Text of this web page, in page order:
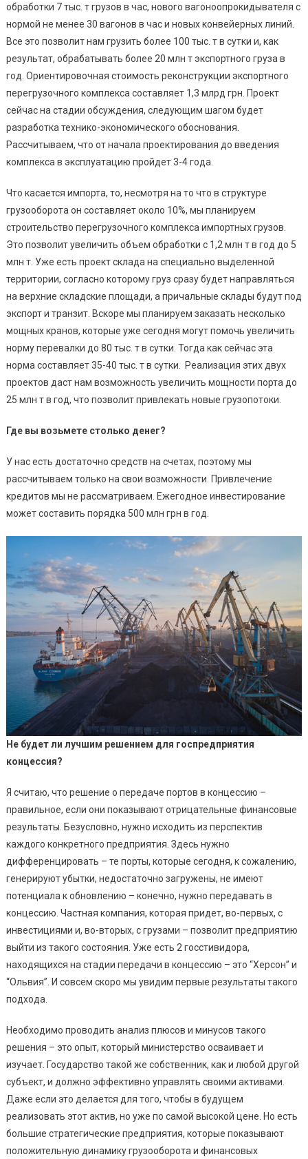
обработки 7 тыс. т грузов в час, нового вагоноопрокидывателя с
нормой не менее 30 вагонов в час и новых конвейерных линий.
Все это позволит нам грузить более 100 тыс. т в сутки и, как
результат, обрабатывать более 20 млн т экспортного груза в
год. Ориентировочная стоимость реконструкции экспортного
перегрузочного комплекса составляет 1,3 млрд грн. Проект
сейчас на стадии обсуждения, следующим шагом будет
разработка технико-экономического обоснования.
Рассчитываем, что от начала проектирования до введения
комплекса в эксплуатацию пройдет 3-4 года.
Что касается импорта, то, несмотря на то что в структуре
грузооборота он составляет около 10%, мы планируем
строительство перегрузочного комплекса импортных грузов.
Это позволит увеличить объем обработки с 1,2 млн т в год до 5
млн т. Уже есть проект склада на специально выделенной
территории, согласно которому груз сразу будет направляться
на верхние складские площади, а причальные склады будут под
экспорт и транзит. Вскоре мы планируем заказать несколько
мощных кранов, которые уже сегодня могут помочь увеличить
норму перевалки до 80 тыс. т в сутки. Тогда как сейчас эта
норма составляет 35-40 тыс. т в сутки. Реализация этих двух
проектов даст нам возможность увеличить мощности порта до
25 млн т в год, что позволит привлекать новые грузопотоки.
Где вы возьмете столько денег?
У нас есть достаточно средств на счетах, поэтому мы
рассчитываем только на свои возможности. Привлечение
кредитов мы не рассматриваем. Ежегодное инвестирование
может составить порядка 500 млн грн в год.
Не будет ли лучшим решением для госпредприятия
концессия?
Я считаю, что решение о передаче портов в концессию –
правильное, если они показывают отрицательные финансовые
результаты. Безусловно, нужно исходить из перспектив
каждого конкретного предприятия. Здесь нужно
дифференцировать – те порты, которые сегодня, к сожалению,
генерируют убытки, недостаточно загружены, не имеют
потенциала к обновлению – конечно, нужно передавать в
концессию. Частная компания, которая придет, во-первых, с
инвестициями и, во-вторых, с грузами – позволит предприятию
выйти из такого состояния. Уже есть 2 госстивидора,
находящихся на стадии передачи в концессию – это “Херсон” и
“Ольвия”. И совсем скоро мы увидим первые результаты такого
подхода.
Необходимо проводить анализ плюсов и минусов такого
решения – это опыт, который министерство осваивает и
изучает. Государство такой же собственник, как и любой другой
субъект, и должно эффективно управлять своими активами.
Даже если это делается для того, чтобы в будущем
реализовать этот актив, но уже по самой высокой цене. Но есть
большие стратегические предприятия, которые показывают
положительную динамику грузооборота и финансовых